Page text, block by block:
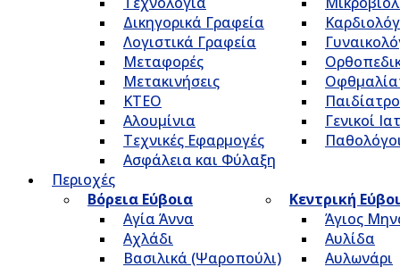
Δικηγορικά Γραφεία
Λογιστικά Γραφεία
Μεταφορές
Μετακινήσεις
ΚΤΕΟ
Αλουμίνια
Τεχνικές Εφαρμογές
Ασφάλεια και Φύλαξη
Γενικοί
Περιοχές
Βόρεια Εύβοια
Αγία Άννα
Αχλάδι
Βασιλικά (Ψαροπούλι)
Κεντρική
Άγιος
Αυλίδα
Αυλωνάρι